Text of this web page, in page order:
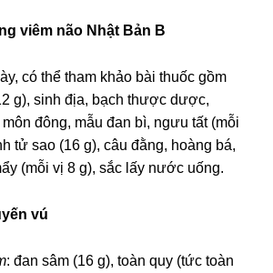
viêm não Nhật Bản B
có thể tham khảo bài thuốc gồm
g), sinh địa, bạch thược dược,
đông, mẫu đan bì, ngưu tất (mỗi
tử sao (16 g), câu đằng, hoàng bá,
(mỗi vị 8 g), sắc lấy nước uống.
vú
: đan sâm (16 g), toàn quy (tức toàn